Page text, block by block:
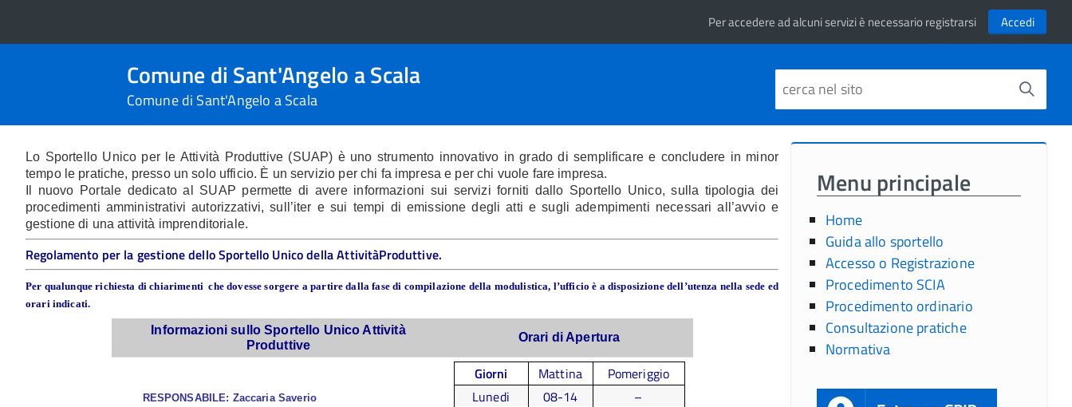
Per accedere ad alcuni servizi è necessario registrarsi Accedi
Comune di Sant'Angelo a Scala
Comune di Sant'Angelo a Scala
Lo Sportello Unico per le Attività Produttive (SUAP) è uno strumento innovativo in grado di semplificaree concludere in minor
tempo le pratiche, presso un solo ufficio. È un servizio per chi fa impresa e per chi vuole fare impresa.
Il nuovo Portale dedicato al SUAP permette di avere informazioni sui servizi forniti dallo Sportello Unico, sulla tipologia dei
procedimenti amministrativi autorizzativi, sull’iter e sui tempi di emissione degli atti e sugli adempimenti necessari all’avvio e
gestione di una attività imprenditoriale.
Regolamento per la gestione dello Sportello Unico della AttivitàProduttive.
Per qualunque richiesta di chiarimenti che dovesse sorgere a partire dalla fase di compilazione della modulistica, l’ufficio è a disposizione dell’utenza nella sede ed
orari indicati.
Informazioni sullo Sportello Unico Attività
Produttive
Orari di Apertura
RESPONSABILE: Zaccaria Saverio
Giorni Mattina
Pomeriggio
Lunedi
08-14
–
Menu principale
Home
Guida allo sportello
Accesso o Registrazione
Procedimento SCIA
Procedimento ordinario
Consultazione pratiche
Normativa